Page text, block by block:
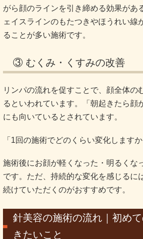
がら顔のラインを引き締める効果があ
ェイスラインのもたつきやほうれい線
ることが多い施術です。
③ むくみ・くすみの改善
リンパの流れを促すことで、顔全体の
るといわれています。「朝起きたら顔
にも向いているとされています。
「1回の施術でどのくらい変化しますか
施術後にお顔が軽くなった・明るくな
です。ただ、持続的な変化を感じるに
続けていただくのがおすすめです。
針美容の施術の流れ｜初め
きたいこと